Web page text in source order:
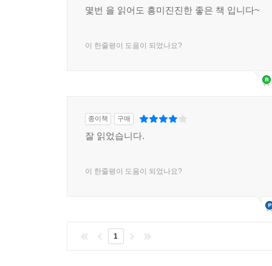
몇번 을 읽어도 흥미진진한 좋은 책 입니다~
이 한줄평이 도움이 되었나요?
종이책 구매
잘 읽었습니다.
이 한줄평이 도움이 되었나요?
1